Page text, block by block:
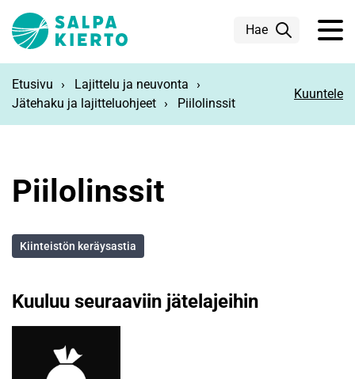
Hae
Etusivu
Lajittelu ja neuvonta
Jätehaku ja lajitteluohjeet
Piilolinssit
Kuuntele
Piilolinssit
Kiinteistön keräysastia
Kuuluu seuraaviin jätelajeihin